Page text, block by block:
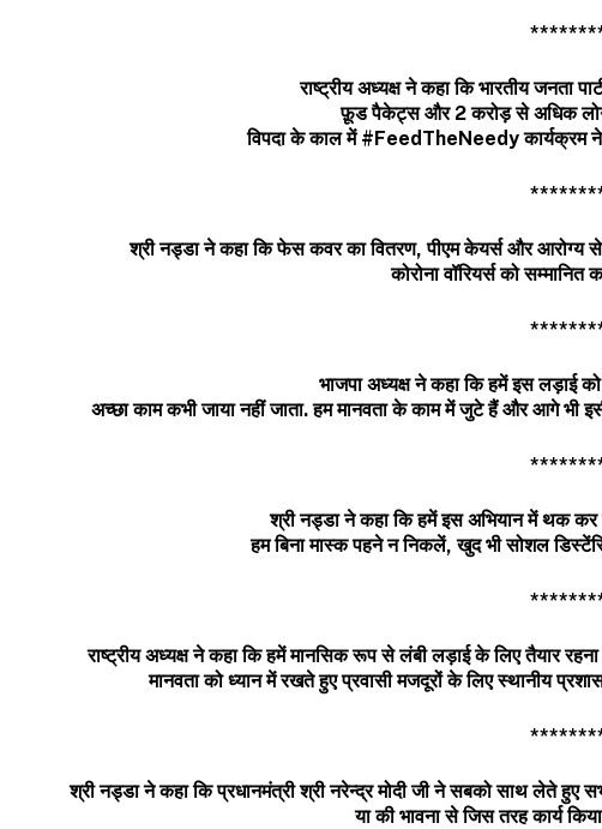
राष्ट्रीय अध्यक्ष ने कहा कि भारतीय जनता
फ़ूड पैकेट्स और2करोड़ से अधिक
विपदा के काल में#FeedTheNeedyकार्यक्रम ने
श्री नड्डा ने कहा कि फेस कवर का वितरण,पीएम केयर्स और आरोग्य
कोरोना वॉरियर्स को सम्मानित
भाजपा अध्यक्ष ने कहा कि हमें इस लड़ाई को
अच्छा काम कभी जाया नहीं जाता.हम मानवता के काम में जुटे हैं और आगे भी
श्री नड्डा ने कहा कि हमें इस अभियान में थक कर
हम बिना मास्क पहने न निकलें,खुद भी सोशल
राष्ट्रीय अध्यक्ष ने कहा कि हमें मानसिक रूप से लंबी लड़ाई के लिए तैयार रहना
मानवता को ध्यान में रखते हुए प्रवासी मजदूरों के लिए स्थानीय
श्री नड्डा ने कहा कि प्रधानमंत्री श्री नरेन्द्र मोदी जी ने सबको साथ लेते हुए
या की भावना से जिस तरह कार्य किया